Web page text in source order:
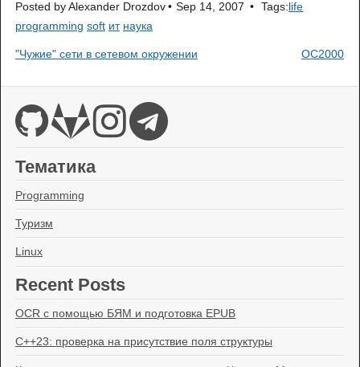
Posted by Alexander Drozdov Sep 14, 2007 Tags: life
programming soft ит наука
"Чужие" сети в сетевом окружении ОС2000
Тематика
Programming
Туризм
Linux
Recent Posts
OCR с помощью БЯМ и подготовка EPUB
C++23: проверка на присутствие поля структуры